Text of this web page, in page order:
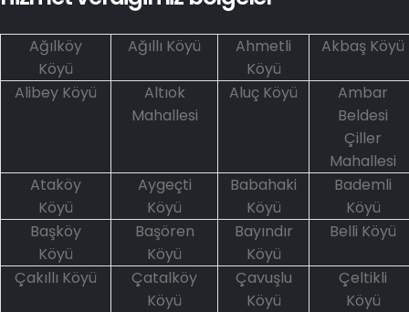
Ağılköy
Köyü
Ağıllı Köyü
Ahmetli
Köyü
Akbaş Köyü
Alibey Köyü
Altıok
Mahallesi
Aluç Köyü
Ambar
Beldesi
Çiller
Mahallesi
Ataköy
Köyü
Aygeçti
Köyü
Babahaki
Köyü
Bademli
Köyü
Başköy
Köyü
Başören
Köyü
Bayındır
Köyü
Belli Köyü
Çakıllı Köyü
Çatalköy
Köyü
Çavuşlu
Köyü
Çeltikli
Köyü